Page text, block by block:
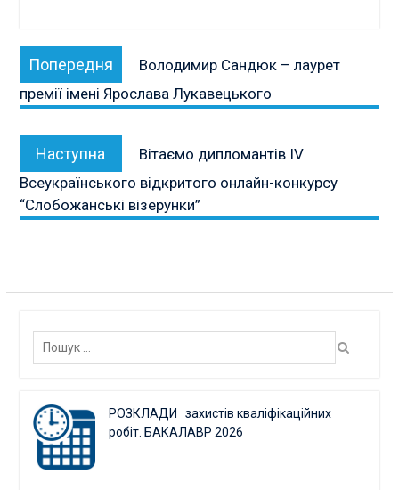
Навігація
записів
Попередня
публікація:
Володимир Сандюк – лаурет
премії імені Ярослава Лукавецького
Наступна
публікація:
Вітаємо дипломантів IV
Всеукраїнського відкритого онлайн-конкурсу
“Слобожанські візерунки”
Пошук:
РОЗКЛАДИ захистів кваліфікаційних
робіт. БАКАЛАВР 2026